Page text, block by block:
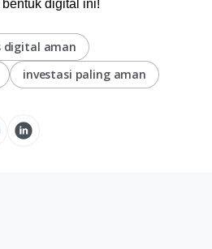
digital ini!
digital aman
investasi paling aman